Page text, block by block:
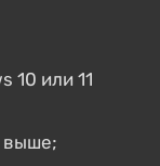
10 или 11
выше;